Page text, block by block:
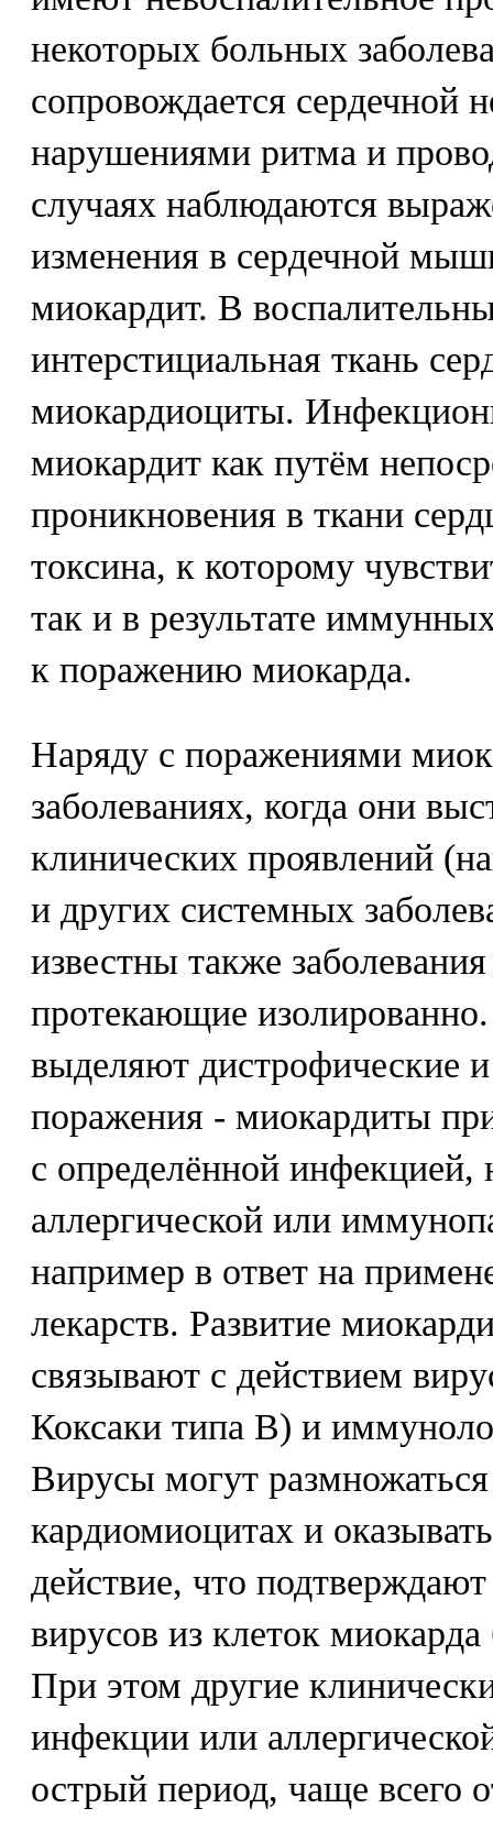
некоторых больных
сопровождается сердечной
нарушениями ритма и
случаях наблюдаются
изменения в сердечной
миокардит. В
интерстициальная ткань
миокардиоциты.
миокардит как путём
проникновения в ткани
токсина, к которому
так и в результате
к поражению миокарда.
Наряду с поражениями
заболеваниях, когда они
клинических проявлений
и других системных
известны также
протекающие
выделяют дистрофические
поражения - миокардиты
с определённой инфекцией,
аллергической или
например в ответ на
лекарств. Развитие
связывают с действием
Коксаки типа В) и
Вирусы могут
кардиомиоцитах и
действие, что
вирусов из клеток
При этом другие
инфекции или
острый период, чаще всего